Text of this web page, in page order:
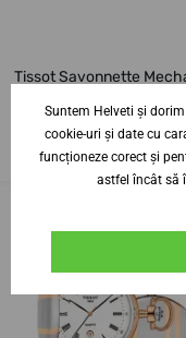
Tissot Savonnette
4 săptămâni 11. 9. la tine
5 237,06 lei
Suntem Helveti și
cookie-uri și date cu
funcționeze corect și
astfel încât să